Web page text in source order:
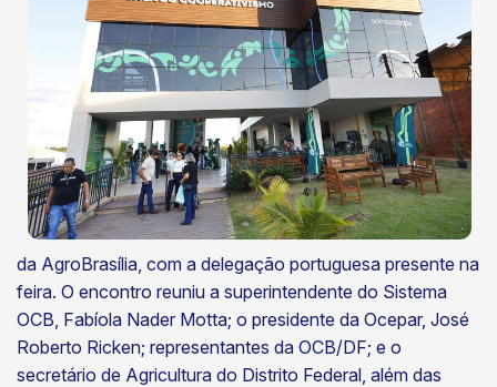
da AgroBrasília, com a delegação portuguesa presente na
feira. O encontro reuniu a superintendente do Sistema
OCB, Fabíola Nader Motta; o presidente da Ocepar, José
Roberto Ricken; representantes da OCB/DF; e o
secretário de Agricultura do Distrito Federal, além das